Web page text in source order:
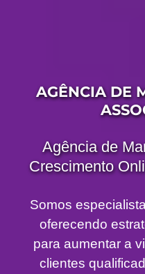
AGÊNCIA DE
Agência de
Crescimento
Somos
oferecendo
para aumentar a
clientes